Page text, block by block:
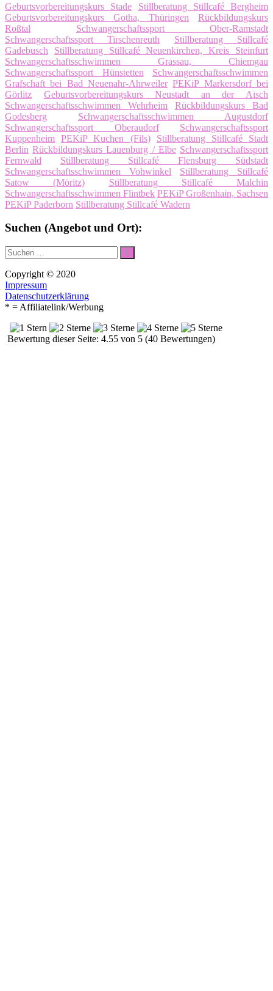
Geburtsvorbereitungskurs Stade
Stillberatung Stillcafé Bergheim
Geburtsvorbereitungskurs Gotha, Thüringen
Rückbildungskurs
Roßtal
Schwangerschaftssport Ober-Ramstadt
Schwangerschaftssport Tirschenreuth
Stillberatung Stillcafé
Gadebusch
Stillberatung Stillcafé Neuenkirchen, Kreis Steinfurt
Schwangerschaftsschwimmen Grassau, Chiemgau
Schwangerschaftssport Hünstetten
Schwangerschaftsschwimmen
Grafschaft bei Bad Neuenahr-Ahrweiler PEKiP Markersdorf bei
Görlitz
Geburtsvorbereitungskurs Neustadt an der Aisch
Schwangerschaftsschwimmen Wehrheim
Rückbildungskurs Bad
Godesberg
Schwangerschaftsschwimmen Augustdorf
Schwangerschaftssport Oberaudorf
Schwangerschaftssport
Kuppenheim PEKiP Kuchen (Fils)
Stillberatung Stillcafé Stadt
Berlin Rückbildungskurs Lauenburg / Elbe Schwangerschaftssport
Fernwald
Stillberatung Stillcafé Flensburg Südstadt
Schwangerschaftsschwimmen Vohwinkel
Stillberatung Stillcafé
Satow (Möritz)
Stillberatung Stillcafé Malchin
Schwangerschaftsschwimmen Flintbek PEKiP Großenhain, Sachsen
PEKiP Paderborn Stillberatung Stillcafé Wadern
Suchen (Angebot und Ort):
Suche
nach:
Suchen
Copyright © 2020
Impressum
Datenschutzerklärung
* = Affiliatelink/Werbung
Bewertung dieser Seite: 4.55 von 5 (40 Bewertungen)